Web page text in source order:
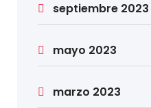
septiembre 2023
mayo 2023
marzo 2023